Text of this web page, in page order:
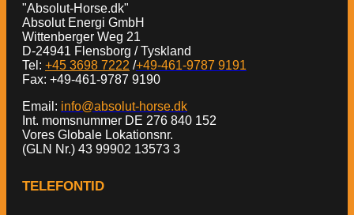
"Absolut-Horse.dk"
Absolut Energi GmbH
Wittenberger Weg 21
D-24941 Flensborg / Tyskland
Tel: +45 3698 7222 /+49-461-9787 9191
Fax: +49-461-9787 9190
Email: info@absolut-horse.dk
Int. momsnummer DE 276 840 152
Vores Globale Lokationsnr.
(GLN Nr.) 43 99902 13573 3
TELEFONTID